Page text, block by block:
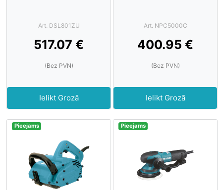
Art. DSL801ZU
517.07 €
(Bez PVN)
Ielikt Grozā
Art. NPC5000C
400.95 €
(Bez PVN)
Ielikt Grozā
Pieejams Pieejams